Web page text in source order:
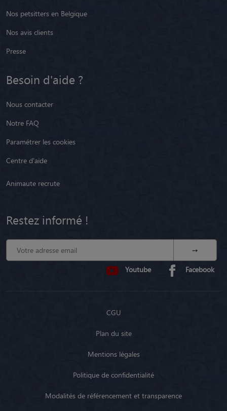
Nos petsitters en Belgique
Nos avis clients
Presse
Besoin d'aide ?
Nous contacter
Notre FAQ
Paramétrer les cookies
Centre d'aide
Animaute recrute
Restez informé !
Youtube Facebook
CGU
Plan du site
Mentions légales
Politique de confidentialité
Modalités de référencement et transparence